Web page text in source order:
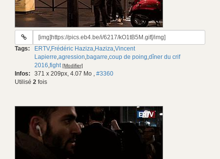
URL
gif:
Tags: ERTV,Frédéric Haziza,Haziza,Vincent
Lapierre,agression,bagarre,coup de poing,dîner du crif
2016,fight [Modifier]
Infos: 371 x 209px, 4.07 Mo , #3360
Utilisé 2 fois